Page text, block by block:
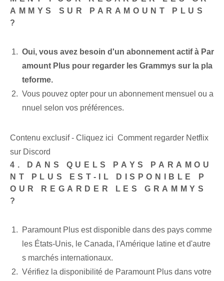
AMMYS SUR PARAMOUNT PLUS
?
Oui, vous avez besoin d'un abonnement actif à Par
amount Plus pour regarder les Grammys sur la pla
teforme.
Vous pouvez opter pour un abonnement mensuel ou a
nnuel selon vos préférences.
Contenu exclusif - Cliquez ici Comment regarder Netflix
sur Discord
4. DANS QUELS PAYS PARAMOU
NT PLUS EST-IL DISPONIBLE P
OUR REGARDER LES GRAMMYS
?
Paramount Plus est disponible dans des pays comme
les États-Unis, le Canada, l'Amérique latine et d'autre
s marchés internationaux.
Vérifiez la disponibilité de Paramount Plus dans votre